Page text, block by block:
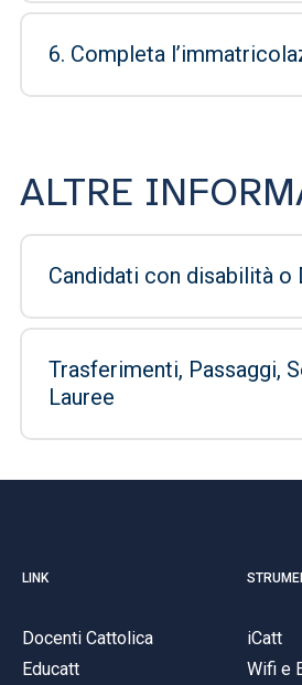
6. Completa
ALTRE
Candidati con disabilità o
Trasferimenti, Passaggi,
Lauree
LINK
Docenti Cattolica
Educatt
iCatt
Wifi e